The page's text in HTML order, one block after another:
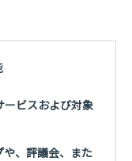
ービスおよび対象
や、評議会、また